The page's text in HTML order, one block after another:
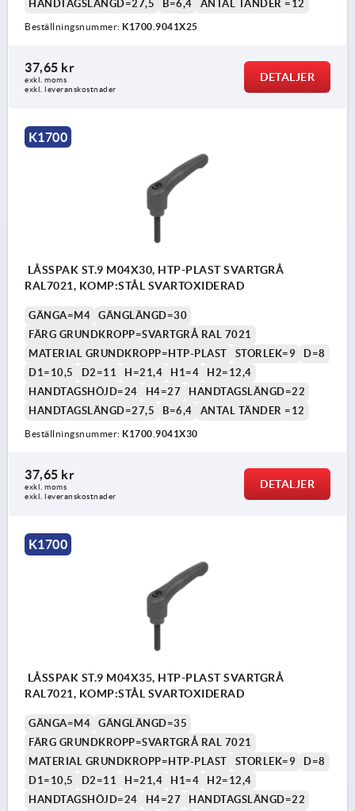
HANDTAGSLÄNGD=27,5 B=6,4 ANTAL TÄNDER =12
Beställningsnummer: K1700.9041X25
37,65 kr
exkl. moms
exkl. leveranskostnader
DETALJER
K1700
LÅSSPAK ST.9 M04X30, HTP-PLAST SVARTGRÅ
RAL7021, KOMP:STÅL SVARTOXIDERAD
GÄNGA=M4
GÄNGLÄNGD=30
FÄRG GRUNDKROPP=SVARTGRÅ RAL 7021
MATERIAL GRUNDKROPP=HTP-PLAST
STORLEK=9
D=8
D1=10,5
D2=11 H=21,4 H1=4
H2=12,4
HANDTAGSHÖJD=24
H4=27
HANDTAGSLÄNGD=22
HANDTAGSLÄNGD=27,5
B=6,4 ANTAL TÄNDER =12
Beställningsnummer: K1700.9041X30
37,65 kr
exkl. moms
exkl. leveranskostnader
DETALJER
K1700
LÅSSPAK ST.9 M04X35, HTP-PLAST SVARTGRÅ
RAL7021, KOMP:STÅL SVARTOXIDERAD
GÄNGA=M4
GÄNGLÄNGD=35
FÄRG GRUNDKROPP=SVARTGRÅ RAL 7021
MATERIAL GRUNDKROPP=HTP-PLAST
STORLEK=9
D=8
D1=10,5
D2=11 H=21,4 H1=4
H2=12,4
HANDTAGSHÖJD=24
H4=27
HANDTAGSLÄNGD=22